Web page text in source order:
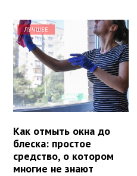
ЛУЧШЕЕ
Как отмыть окна до
блеска: простое
средство, о котором
многие не знают